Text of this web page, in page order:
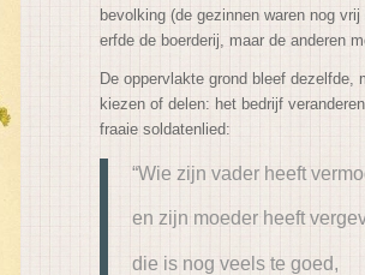
bevolking (de gezinnen waren nog
erfde de boerderij, maar de anderen
De oppervlakte grond bleef dezelfde,
kiezen of delen: het bedrijf
fraaie soldatenlied:
“Wie zijn vader heeft
en zijn moeder heeft
die is nog veels te goed,